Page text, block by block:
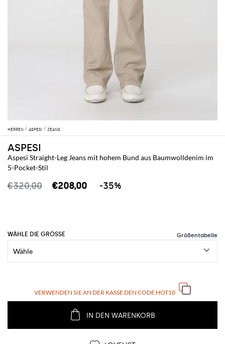
HERREN ASPESI JEANS
ASPESI
Aspesi Straight-Leg Jeans mit hohem Bund aus Baumwolldenim im
5-Pocket-Stil
€320,00 €208,00 -35%
WÄHLE DIE GRÖSSE
VERWENDEN SIE AN DER KASSE DEN CODE HOT10
IN DEN WARENKORB